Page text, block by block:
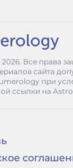
2026 . Все права
сайта
при
ссылки на